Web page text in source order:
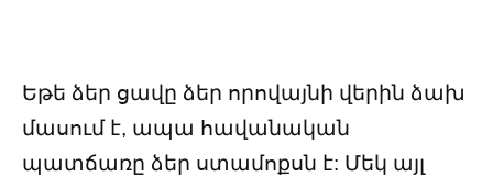
Եթե ​​ձեր ցավը ձեր որովայնի վերին ձախ
մասում է, ապա հավանական
պատճառը ձեր ստամոքսն է: Մեկ այլ